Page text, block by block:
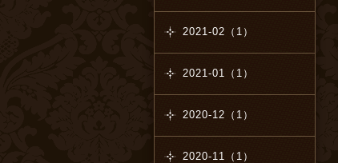
2021-02（1）
2021-01（1）
2020-12（1）
2020-11（1）